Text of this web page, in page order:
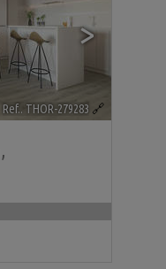
>
Ref.. THOR-279283 🔗
,